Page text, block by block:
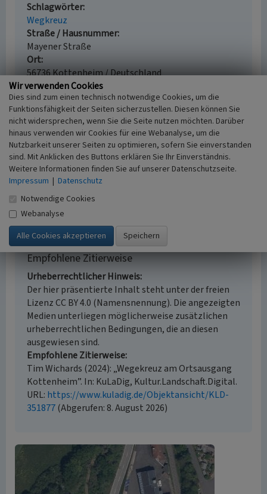
Schlagwörter
Wegkreuz
Straße / Hausnummer
Mayener Straße
Ort
56736 Kottenheim / Deutschland
Gesetzlich geschütztes Kulturdenkmal
Geschütztes Kulturdenkmal gem. § 8 DSchG
Rheinland-Pfalz
Fachsicht(en)
Kulturlandschaftspflege, Denkmalpflege
Erfassungsmaßstab
i.d.R. 1:5.000 (größer als 1:20.000)
Erfassungsmethode
Literaturauswertung, Vor Ort Dokumentation
Empfohlene Zitierweise
Urheberrechtlicher Hinweis
Der hier präsentierte Inhalt steht unter der freien
Lizenz CC BY 4.0 (Namensnennung). Die angezeigten
Medien unterliegen möglicherweise zusätzlichen
urheberrechtlichen Bedingungen, die an diesen
ausgewiesen sind.
Empfohlene Zitierweise
Tim Wichards (2024): „Wegekreuz am Ortsausgang
Kottenheim”. In: KuLaDig, Kultur.Landschaft.Digital.
URL: https://www.kuladig.de/Objektansicht/KLD-
351877(Abgerufen: 8. August 2026)
Wir verwenden Cookies
Dies sind zum einen technisch notwendige Cookies, um die
Funktionsfähigkeit der Seiten sicherzustellen. Diesen können Sie
nicht widersprechen, wenn Sie die Seite nutzen möchten. Darüber
hinaus verwenden wir Cookies für eine Webanalyse, um die
Nutzbarkeit unserer Seiten zu optimieren, sofern Sie einverstanden
sind. Mit Anklicken des Buttons erklären Sie Ihr Einverständnis.
Weitere Informationen finden Sie auf unserer Datenschutzseite.
Impressum | Datenschutz
Notwendige Cookies
Webanalyse